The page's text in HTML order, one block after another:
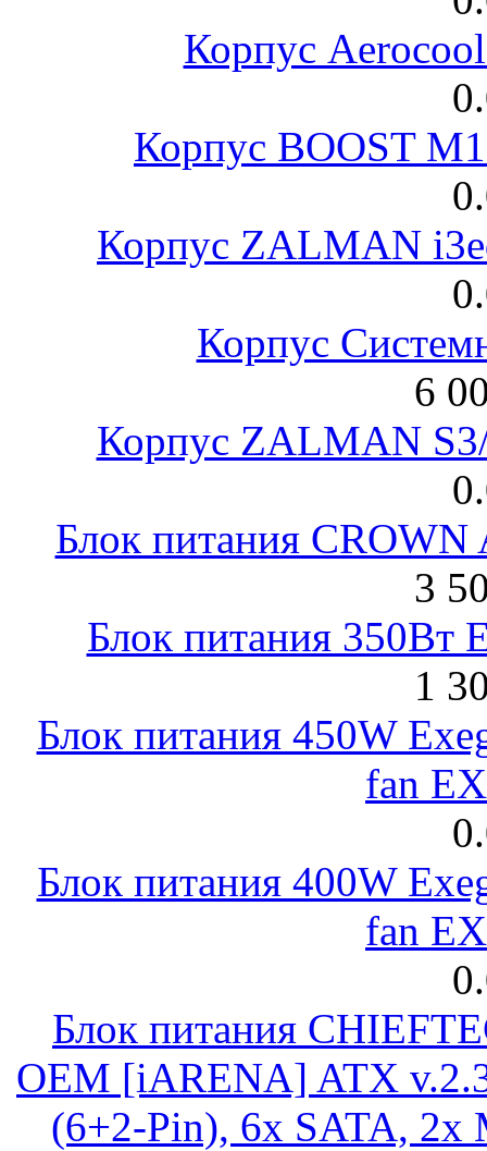
Корпус
Корпус BOOST
Корпус ZALMAN
Корпус
6
Корпус ZALMAN
Блок питания
3
Блок питания 350Вт
1
Блок питания 450W
fan
Блок питания 400W
fan
Блок питания
OEM [iARENA] ATX
(6+2-Pin), 6x SATA, 2x